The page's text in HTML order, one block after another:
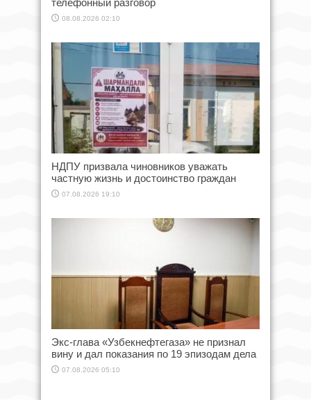
08.08.2026 02:10
НДПУ призвала чиновников уважать
частную жизнь и достоинство граждан
07.08.2026 19:10
Экс-глава «Узбекнефтегаза» не признал
вину и дал показания по 19 эпизодам дела
07.08.2026 05:10